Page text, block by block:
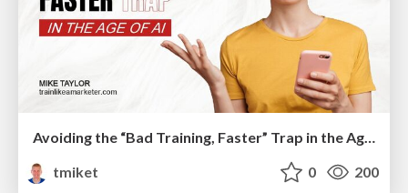
tmiket
0 200